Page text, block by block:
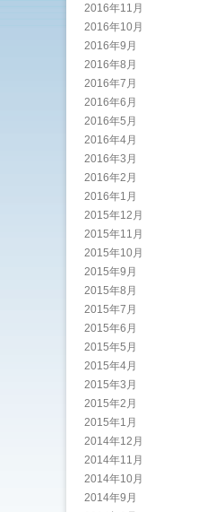
2016年11月
2016年10月
2016年9月
2016年8月
2016年7月
2016年6月
2016年5月
2016年4月
2016年3月
2016年2月
2016年1月
2015年12月
2015年11月
2015年10月
2015年9月
2015年8月
2015年7月
2015年6月
2015年5月
2015年4月
2015年3月
2015年2月
2015年1月
2014年12月
2014年11月
2014年10月
2014年9月